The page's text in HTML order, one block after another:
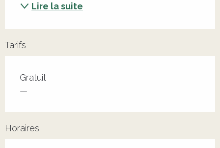
Lire la suite
Tarifs
Tarifs 2026
Gratuit
—
Horaires